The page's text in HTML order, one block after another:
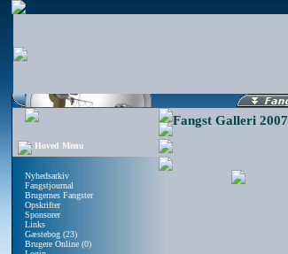
Hoved Menu
Nyhedsarkiv
Fangstjournal
Brugernes Fangster
Opskrifter
Sponsorer
Links
Gæstebog (23)
Brugere Online (0)
Fangst Galleri 2007